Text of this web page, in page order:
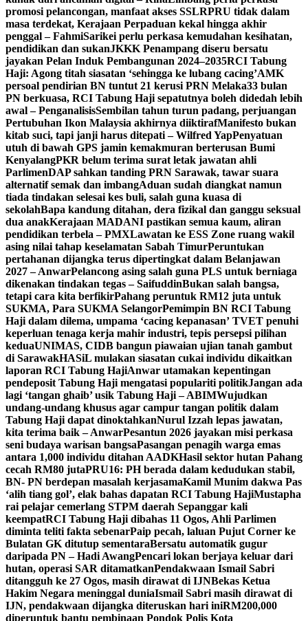
promosi pelancongan, manfaat akses SSLRPRU tidak dalam
masa terdekat, Kerajaan Perpaduan kekal hingga akhir
penggal – FahmiSarikei perlu perkasa kemudahan kesihatan,
pendidikan dan sukanJKKK Penampang diseru bersatu
jayakan Pelan Induk Pembangunan 2024–2035RCI Tabung
Haji: Agong titah siasatan ‘sehingga ke lubang cacing’AMK
persoal pendirian BN tuntut 21 kerusi PRN Melaka33 bulan
PN berkuasa, RCI Tabung Haji sepatutnya boleh didedah lebih
awal – PenganalisisSembilan tahun turun padang, perjuangan
Pertubuhan Ikon Malaysia akhirnya diiktirafManifesto bukan
kitab suci, tapi janji harus ditepati – Wilfred YapPenyatuan
utuh di bawah GPS jamin kemakmuran berterusan Bumi
KenyalangPKR belum terima surat letak jawatan ahli
ParlimenDAP sahkan tanding PRN Sarawak, tawar suara
alternatif semak dan imbangAduan sudah diangkat namun
tiada tindakan selesai kes buli, salah guna kuasa di
sekolahBapa kandung ditahan, dera fizikal dan ganggu seksual
dua anakKerajaan MADANI pastikan semua kaum, aliran
pendidikan terbela – PMXLawatan ke ESS Zone ruang wakil
asing nilai tahap keselamatan Sabah TimurPeruntukan
pertahanan dijangka terus dipertingkat dalam Belanjawan
2027 – AnwarPelancong asing salah guna PLS untuk berniaga
dikenakan tindakan tegas – SaifuddinBukan salah bangsa,
tetapi cara kita berfikirPahang peruntuk RM12 juta untuk
SUKMA, Para SUKMA SelangorPemimpin BN RCI Tabung
Haji dalam dilema, umpama ‘cacing kepanasan’ TVET penuhi
keperluan tenaga kerja mahir industri, tepis persepsi pilihan
keduaUNIMAS, CIDB bangun piawaian ujian tanah gambut
di SarawakHASiL mulakan siasatan cukai individu dikaitkan
laporan RCI Tabung HajiAnwar utamakan kepentingan
pendeposit Tabung Haji mengatasi populariti politikJangan ada
lagi ‘tangan ghaib’ usik Tabung Haji – ABIMWujudkan
undang-undang khusus agar campur tangan politik dalam
Tabung Haji dapat dinoktahkanNurul Izzah lepas jawatan,
kita terima baik – AnwarPesantun 2026 jayakan misi perkasa
seni budaya warisan bangsaPasangan penagih warga emas
antara 1,000 individu ditahan AADKHasil sektor hutan Pahang
cecah RM80 jutaPRU16: PH berada dalam kedudukan stabil,
BN- PN berdepan masalah kerjasamaKamil Munim dakwa Pas
‘alih tiang gol’, elak bahas dapatan RCI Tabung HajiMustapha
rai pelajar cemerlang STPM daerah Sepanggar kali
keempatRCI Tabung Haji dibahas 11 Ogos, Ahli Parlimen
diminta teliti fakta sebenarPaip pecah, laluan Pujut Corner ke
Bulatan GK ditutup sementaraBersatu automatik gugur
daripada PN – Hadi AwangPencari lokan berjaya keluar dari
hutan, operasi SAR ditamatkanPendakwaan Ismail Sabri
ditangguh ke 27 Ogos, masih dirawat di IJNBekas Ketua
Hakim Negara meninggal duniaIsmail Sabri masih dirawat di
IJN, pendakwaan dijangka diteruskan hari iniRM200,000
diperuntuk bantu pembinaan Pondok Polis Kota